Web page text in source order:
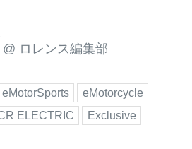
@ ロレンス編集部
eMotorSports
eMotorcycle
ELECTRIC Exclusive